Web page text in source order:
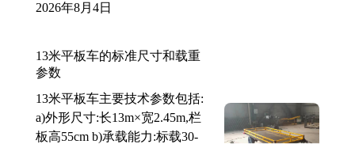
2026年8月4日
13米平板车的标准尺寸和载重
参数
13米平板车主要技术参数包括:
a)外形尺寸:长13m×宽2.45m,栏
板高55cm b)承载能力:标载30-